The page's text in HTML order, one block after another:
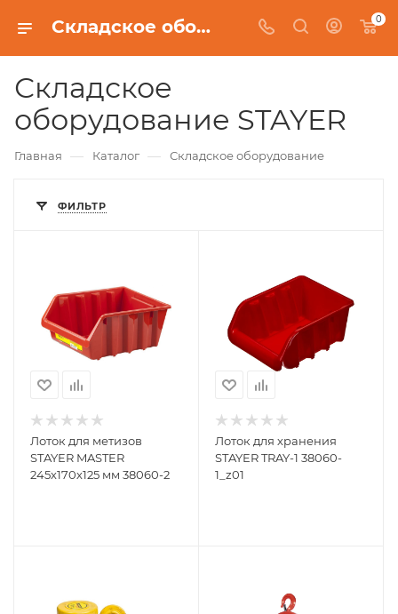
Складское оборудование STAYER 0
Складское
оборудование STAYER
Главная — Каталог — Складское оборудование
ФИЛЬТР
Лоток для метизов
STAYER MASTER
245х170х125 мм 38060-2
Лоток для хранения
STAYER TRAY-1 38060-
1_z01